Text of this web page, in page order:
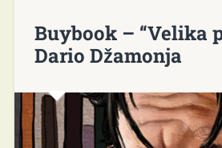
Buybook – “Velika
Dario Džamonja